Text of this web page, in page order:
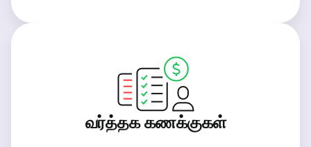
வர்த்தக கணக்குகள்